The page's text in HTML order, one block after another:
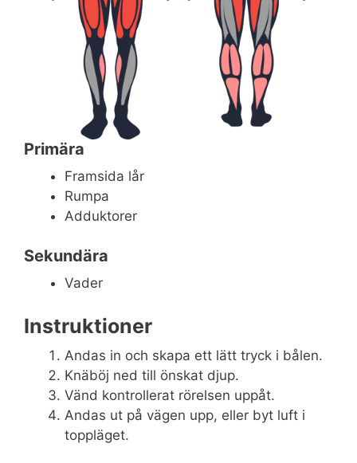
Primära
Framsida lår
Rumpa
Adduktorer
Sekundära
Vader
Instruktioner
Andas in och skapa ett lätt tryck i bålen.
Knäböj ned till önskat djup.
Vänd kontrollerat rörelsen uppåt.
Andas ut på vägen upp, eller byt luft i
toppläget.